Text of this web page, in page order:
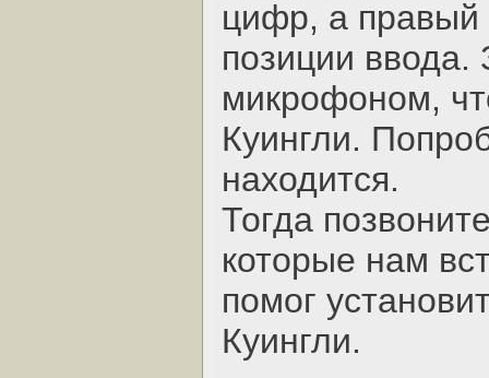
цифр, а правый
позиции ввода.
микрофоном,
Куингли.
находится.
Тогда
которые нам
помог
Куингли.